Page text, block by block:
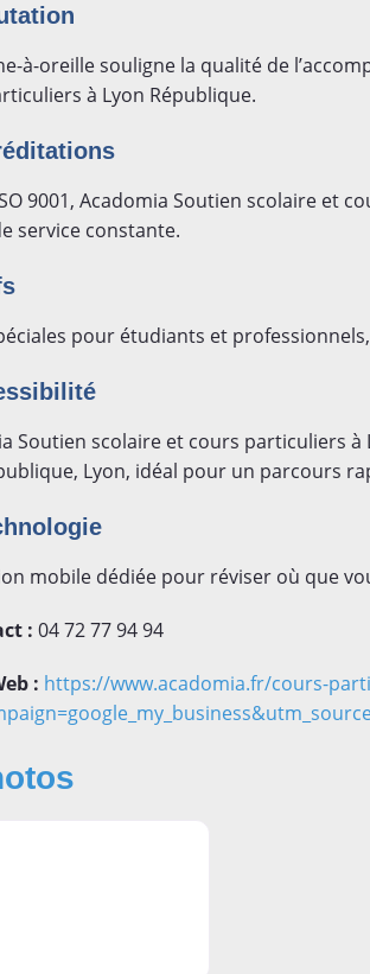
à-oreille souligne la qualité de
à Lyon République.
9001, Acadomia Soutien scolaire et
service constante.
pour étudiants et
Soutien scolaire et cours particuliers
Lyon, idéal pour un parcours
mobile dédiée pour réviser où que
: 04 72 77 94 94
: https://www.acadomia.fr/cours-